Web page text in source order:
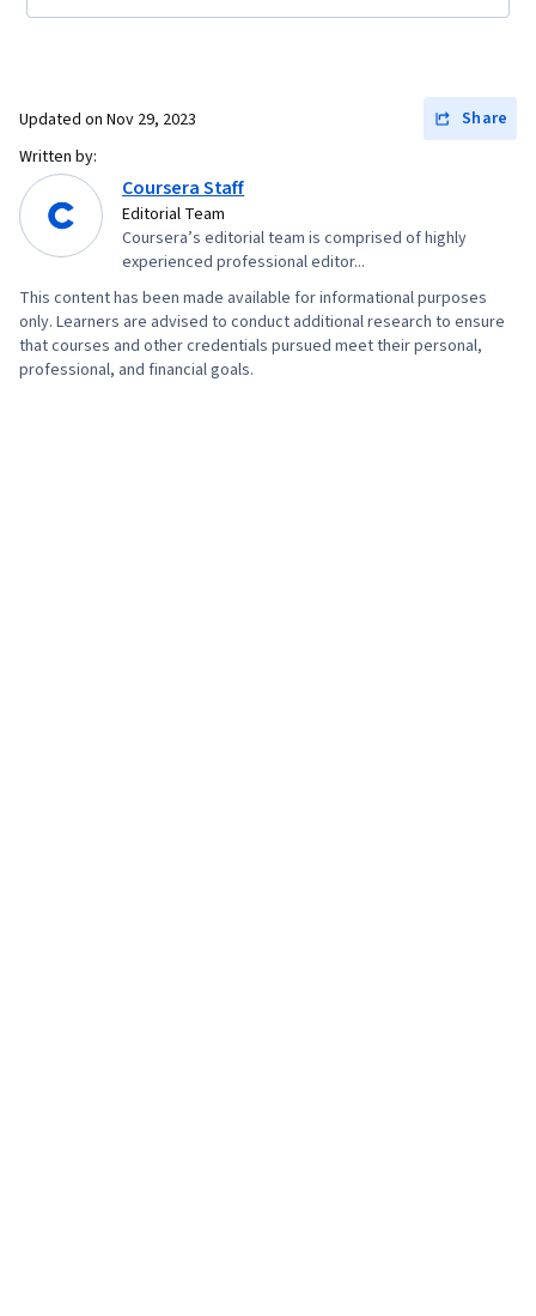
Updated on Nov 29, 2023
Share
Written by:
Coursera Staff
Editorial Team
Coursera’s editorial team is comprised of highly
experienced professional editor...
This content has been made available for informational purposes
only. Learners are advised to conduct additional research to ensure
that courses and other credentials pursued meet their personal,
professional, and financial goals.